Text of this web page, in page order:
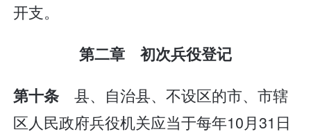
开支。
第二章 初次兵役登记
第十条县、自治县、不设区的市、市辖
区人民政府兵役机关应当于每年10月31日